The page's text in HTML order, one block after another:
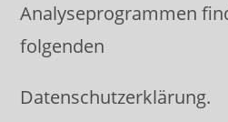
Analyseprogrammen
folgenden
Datenschutzerklärung.